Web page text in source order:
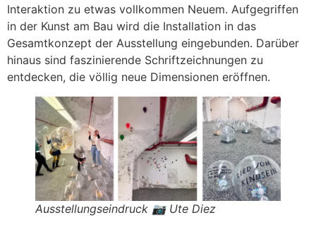
Interaktion zu etwas vollkommen Neuem. Aufgegriffen
in der Kunst am Bau wird die Installation in das
Gesamtkonzept der Ausstellung eingebunden. Darüber
hinaus sind faszinierende Schriftzeichnungen zu
entdecken, die völlig neue Dimensionen eröffnen.
Ausstellungseindruck 📷 Ute Diez